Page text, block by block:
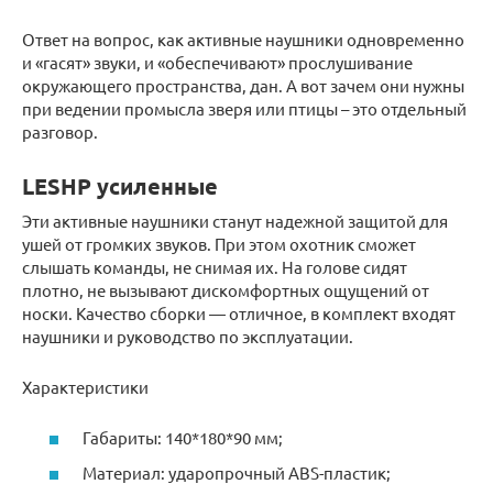
Ответ на вопрос, как активные наушники одновременно
и «гасят» звуки, и «обеспечивают» прослушивание
окружающего пространства, дан. А вот зачем они нужны
при ведении промысла зверя или птицы – это отдельный
разговор.
LESHP усиленные
Эти активные наушники станут надежной защитой для
ушей от громких звуков. При этом охотник сможет
слышать команды, не снимая их. На голове сидят
плотно, не вызывают дискомфортных ощущений от
носки. Качество сборки — отличное, в комплект входят
наушники и руководство по эксплуатации.
Характеристики
Габариты: 140*180*90 мм;
Материал: ударопрочный ABS-пластик;